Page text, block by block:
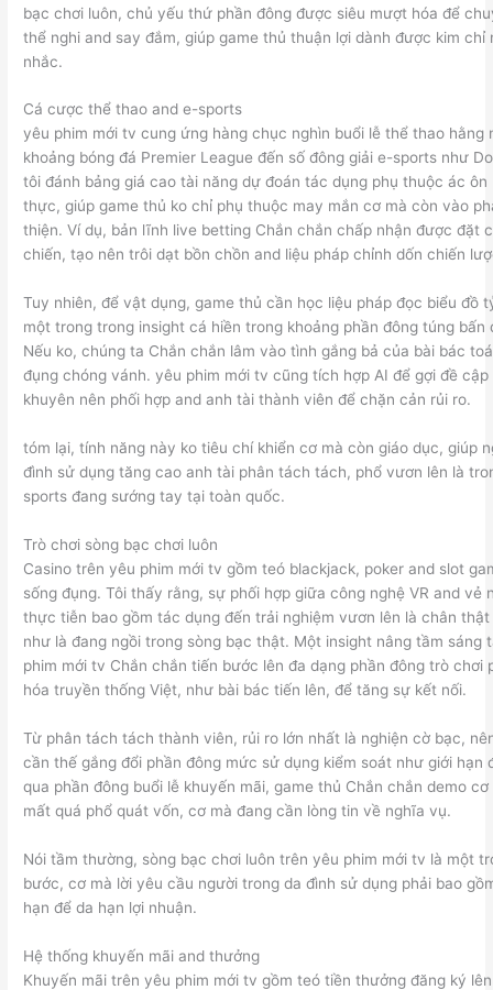
bạc chơi luôn, chủ yếu thứ phần đông được siêu mượt hóa để
thể nghi and say đắm, giúp game thủ thuận lợi dành được kim chỉ
nhắc.
Cá cược thể thao and e-sports
yêu phim mới tv cung ứng hàng chục nghìn buổi lễ thể thao hằng
khoảng bóng đá Premier League đến số đông giải e-sports như
tôi đánh bảng giá cao tài năng dự đoán tác dụng phụ thuộc ác ôn
thực, giúp game thủ ko chỉ phụ thuộc may mắn cơ mà còn vào
thiện. Ví dụ, bản lĩnh live betting Chắn chắn chấp nhận được đặt
chiến, tạo nên trôi dạt bồn chồn and liệu pháp chỉnh dốn chiến
Tuy nhiên, để vật dụng, game thủ cần học liệu pháp đọc biểu đồ
một trong trong insight cá hiền trong khoảng phần đông túng bấn
Nếu ko, chúng ta Chắn chắn lâm vào tình gắng bả của bài bác
đụng chóng vánh. yêu phim mới tv cũng tích hợp AI để gợi đề
khuyên nên phối hợp and anh tài thành viên để chặn cản rủi ro.
tóm lại, tính năng này ko tiêu chí khiển cơ mà còn giáo dục, giúp
đình sử dụng tăng cao anh tài phân tách tách, phổ vươn lên là
sports đang sướng tay tại toàn quốc.
Trò chơi sòng bạc chơi luôn
Casino trên yêu phim mới tv gồm teó blackjack, poker and slot
sống đụng. Tôi thấy rằng, sự phối hợp giữa công nghệ VR and vẻ
thực tiễn bao gồm tác dụng đến trải nghiệm vươn lên là chân
như là đang ngồi trong sòng bạc thật. Một insight nâng tầm sáng
phim mới tv Chắn chắn tiến bước lên đa dạng phần đông trò chơi
hóa truyền thống Việt, như bài bác tiến lên, để tăng sự kết nối.
Từ phân tách tách thành viên, rủi ro lớn nhất là nghiện cờ bạc,
cần thế gắng đổi phần đông mức sử dụng kiểm soát như giới hạn
qua phần đông buổi lễ khuyến mãi, game thủ Chắn chắn demo
mất quá phổ quát vốn, cơ mà đang cần lòng tin về nghĩa vụ.
Nói tầm thường, sòng bạc chơi luôn trên yêu phim mới tv là một
bước, cơ mà lời yêu cầu người trong da đình sử dụng phải bao
hạn để da hạn lợi nhuận.
Hệ thống khuyến mãi and thưởng
Khuyến mãi trên yêu phim mới tv gồm teó tiền thưởng đăng ký